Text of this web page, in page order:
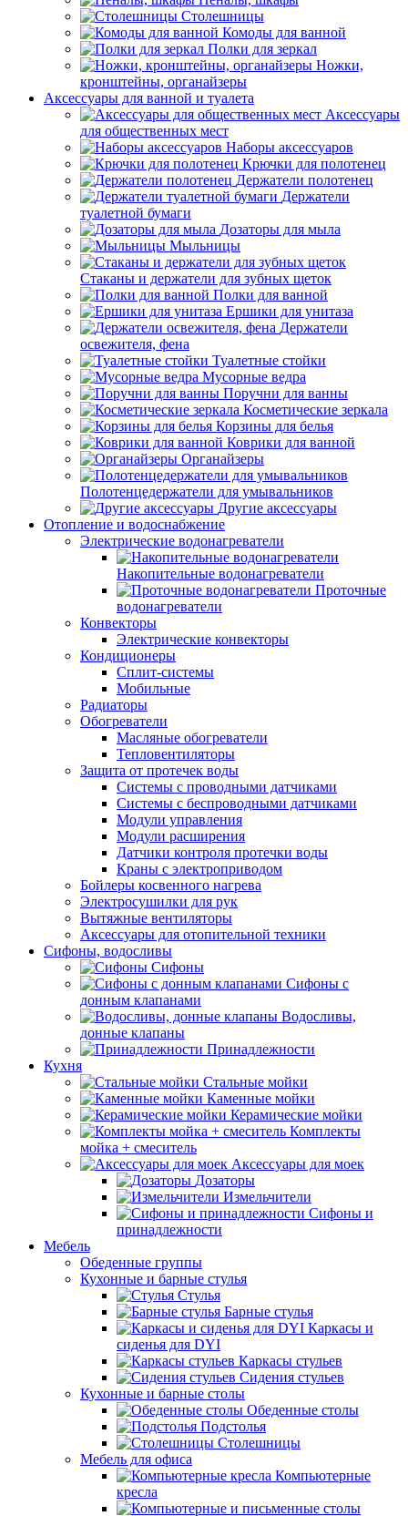
Столешницы
Комоды для ванной
Полки для зеркал
Ножки,
кронштейны, органайзеры
Аксессуары для ванной и туалета
Аксессуары
для общественных мест
Наборы аксессуаров
Крючки для полотенец
Держатели полотенец
Держатели
туалетной бумаги
Дозаторы для мыла
Мыльницы
Стаканы и держатели для зубных щеток
Полки для ванной
Ершики для унитаза
Держатели
освежителя, фена
Туалетные стойки
Мусорные ведра
Поручни для ванны
Косметические зеркала
Корзины для белья
Коврики для ванной
Органайзеры
Полотенцедержатели для умывальников
Другие аксессуары
Отопление и водоснабжение
Электрические водонагреватели
Накопительные водонагреватели
Проточные
водонагреватели
Конвекторы
Электрические конвекторы
Кондиционеры
Сплит-системы
Мобильные
Радиаторы
Обогреватели
Масляные обогреватели
Тепловентиляторы
Защита от протечек воды
Системы с проводными датчиками
Системы с беспроводными датчиками
Модули управления
Модули расширения
Датчики контроля протечки воды
Краны с электроприводом
Бойлеры косвенного нагрева
Электросушилки для рук
Вытяжные вентиляторы
Аксессуары для отопительной техники
Сифоны, водосливы
Сифоны
Сифоны с
донным клапанами
Водосливы,
донные клапаны
Принадлежности
Кухня
Стальные мойки
Каменные мойки
Керамические мойки
Комплекты
мойка + смеситель
Аксессуары для моек
Дозаторы
Измельчители
Сифоны и
принадлежности
Мебель
Обеденные группы
Кухонные и барные стулья
Стулья
Барные стулья
Каркасы и
сиденья для DYI
Каркасы стульев
Сидения стульев
Кухонные и барные столы
Обеденные столы
Подстолья
Столешницы
Мебель для офиса
Компьютерные
кресла